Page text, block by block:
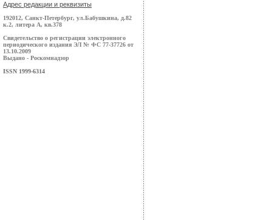
Адрес редакции и реквизиты
192012, Санкт-Петербург, ул.Бабушкина, д.82
к.2, литера А, кв.378
Свидетельство о регистрации электронного
периодического издания ЭЛ № ФС 77-37726 от
13.10.2009
Выдано - Роскомнадзор
ISSN 1999-6314